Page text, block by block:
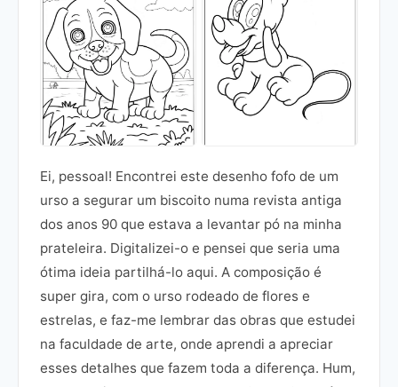
Ei, pessoal! Encontrei este desenho fofo de um
urso a segurar um biscoito numa revista antiga
dos anos 90 que estava a levantar pó na minha
prateleira. Digitalizei-o e pensei que seria uma
ótima ideia partilhá-lo aqui. A composição é
super gira, com o urso rodeado de flores e
estrelas, e faz-me lembrar das obras que estudei
na faculdade de arte, onde aprendi a apreciar
esses detalhes que fazem toda a diferença. Hum,